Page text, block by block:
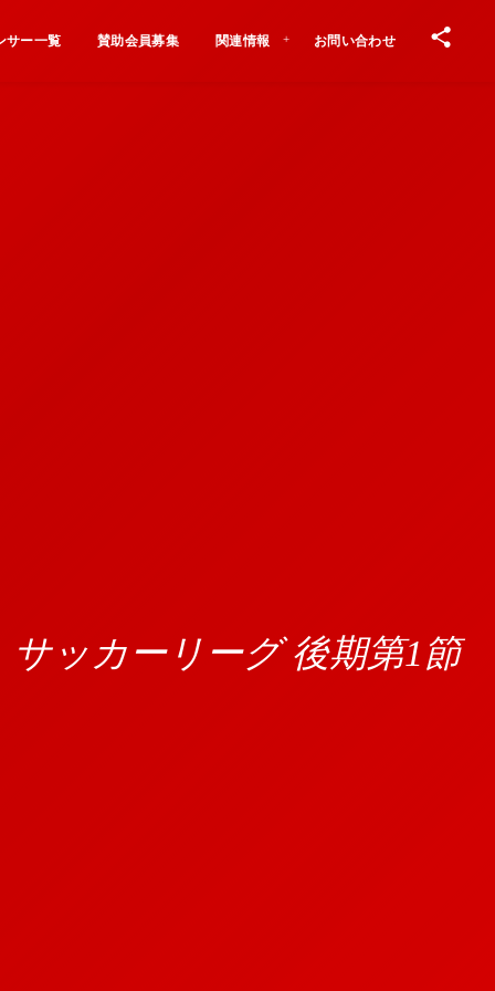
サー一覧 賛助会員募集 関連情報 お問い合わせ
Contact
ッカーリーグ 後期第1節